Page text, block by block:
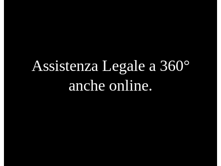
Assistenza Legale a 360°
anche online.